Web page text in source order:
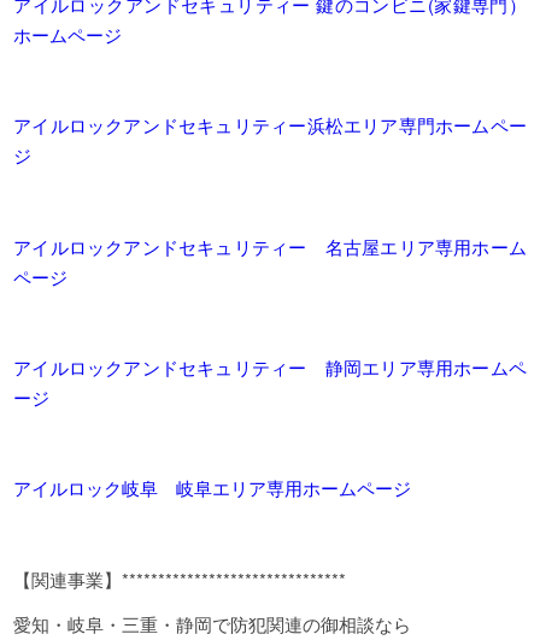
ホームページ
アイルロックアンドセキュリティー浜松エリア専門ホームペー
ジ
アイルロックアンドセキュリティー 名古屋エリア専用ホーム
ページ
アイルロックアンドセキュリティー 静岡エリア専用ホームペ
ージ
アイルロック岐阜 岐阜エリア専用ホームページ
【関連事業】*******************************
愛知・岐阜・三重・静岡で防犯関連の御相談なら